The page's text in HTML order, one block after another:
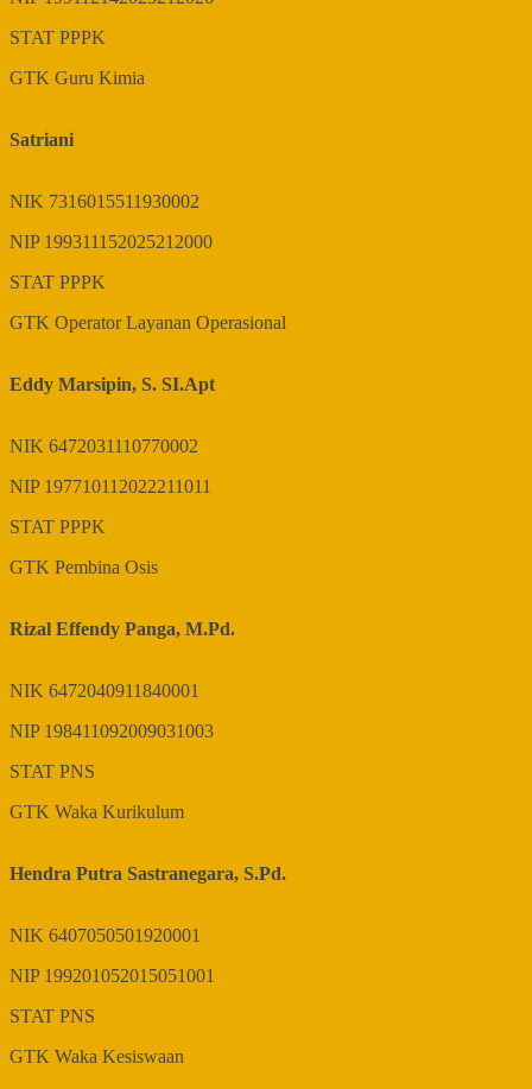
STAT PPPK
GTK Guru Kimia
Satriani
NIK 7316015511930002
NIP 199311152025212000
STAT PPPK
GTK Operator Layanan Operasional
Eddy Marsipin, S. SI.Apt
NIK 6472031110770002
NIP 197710112022211011
STAT PPPK
GTK Pembina Osis
Rizal Effendy Panga, M.Pd.
NIK 6472040911840001
NIP 198411092009031003
STAT PNS
GTK Waka Kurikulum
Hendra Putra Sastranegara, S.Pd.
NIK 6407050501920001
NIP 199201052015051001
STAT PNS
GTK Waka Kesiswaan